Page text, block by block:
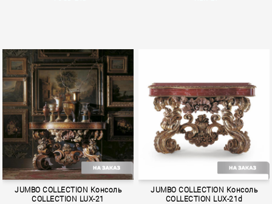
TEMPTATIONS Hermes
JUMBO COLLECTION Консоль
COLLECTION LUX-21
JUMBO COLLECTION Консоль
COLLECTION LUX-21d